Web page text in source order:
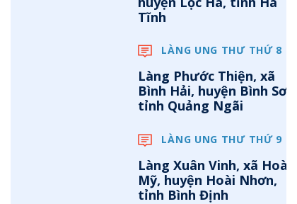
LÀNG UNG THƯ THỨ 9
Làng Xuân Vinh, xã Hoài
Mỹ, huyện Hoài Nhơn,
tỉnh Bình Định
LÀNG UNG THƯ THỨ 8
Làng Phước Thiện, xã
Bình Hải, huyện Bình Sơn,
tỉnh Quảng Ngãi
Tĩnh